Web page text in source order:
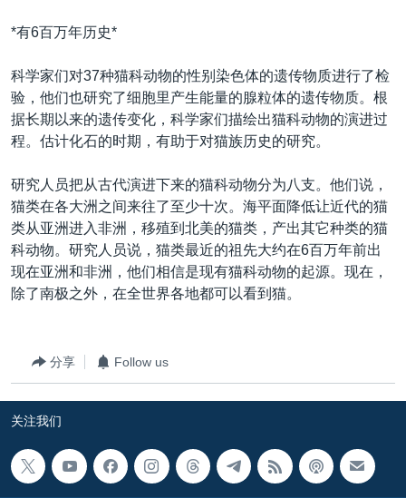
*有6百万年历史*
科学家们对37种猫科动物的性别染色体的遗传物质进行了检
验，他们也研究了细胞里产生能量的腺粒体的遗传物质。根
据长期以来的遗传变化，科学家们描绘出猫科动物的演进过
程。估计化石的时期，有助于对猫族历史的研究。
研究人员把从古代演进下来的猫科动物分为八支。他们说，
猫类在各大洲之间来往了至少十次。海平面降低让近代的猫
类从亚洲进入非洲，移殖到北美的猫类，产出其它种类的猫
科动物。研究人员说，猫类最近的祖先大约在6百万年前出
现在亚洲和非洲，他们相信是现有猫科动物的起源。现在，
除了南极之外，在全世界各地都可以看到猫。
分享 Follow us
关注我们